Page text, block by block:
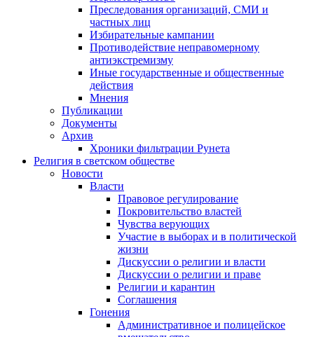
Преследования организаций, СМИ и
частных лиц
Избирательные кампании
Противодействие неправомерному
антиэкстремизму
Иные государственные и общественные
действия
Мнения
Публикации
Документы
Архив
Хроники фильтрации Рунета
Религия в светском обществе
Новости
Власти
Правовое регулирование
Покровительство властей
Чувства верующих
Участие в выборах и в политической
жизни
Дискуссии о религии и власти
Дискуссии о религии и праве
Религии и карантин
Соглашения
Гонения
Административное и полицейское